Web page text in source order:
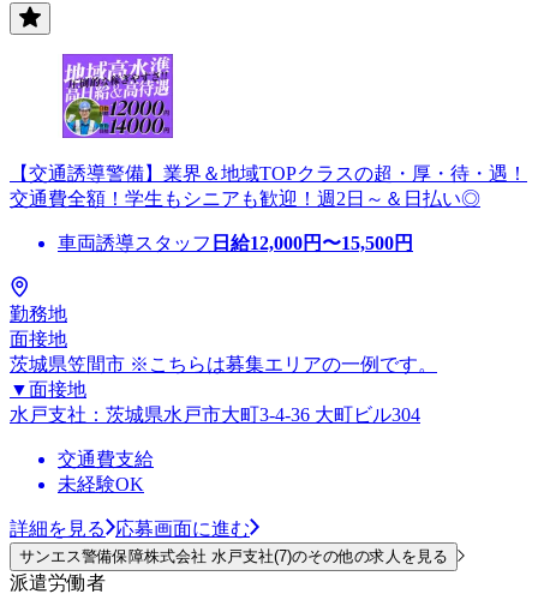
【交通誘導警備】業界＆地域TOPクラスの超・厚・待・遇！
交通費全額！学生もシニアも歓迎！週2日～＆日払い◎
車両誘導スタッフ 日給12,000円〜15,500円
勤務地
面接地
茨城県笠間市 ※こちらは募集エリアの一例です。
▼面接地
水戸支社：茨城県水戸市大町3-4-36 大町ビル304
交通費支給
未経験OK
詳細を見る 応募画面に進む
サンエス警備保障株式会社 水戸支社(7)のその他の求人を見る
派遣労働者